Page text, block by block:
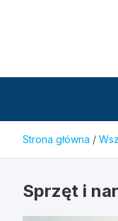
Strona główna
Sprzęt i